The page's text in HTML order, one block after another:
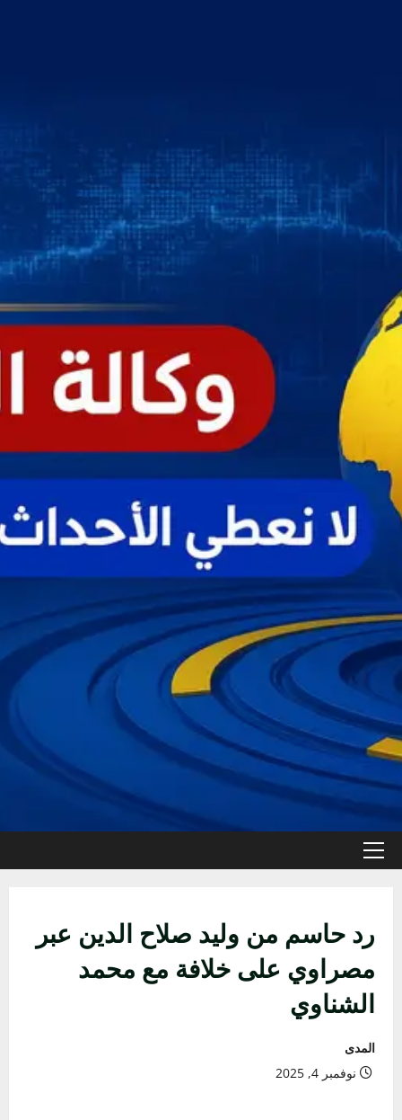
القائمة
رد حاسم من وليد صلاح الدين عبر
مصراوي على خلافة مع محمد
الشناوي
المدى
نوفمبر 4, 2025